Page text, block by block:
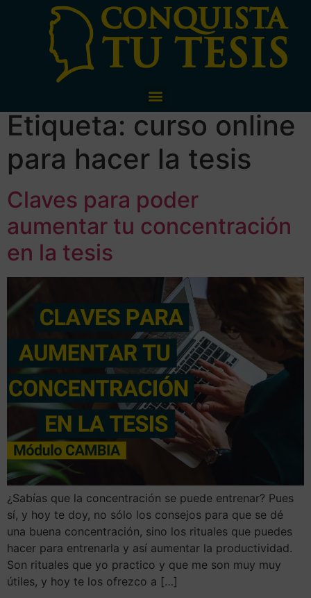
Etiqueta: curso online
para hacer la tesis
Claves para poder
aumentar tu concentración
en la tesis
¿Sabías que la concentración se puede entrenar? Pues
sí, y hoy te doy, no sólo los consejos para que se dé
una buena concentración, sino los rituales que puedes
hacer para entrenarla y así aumentar la productividad.
Son rituales que yo practico y que me son muy muy
útiles, y hoy te los ofrezco a […]